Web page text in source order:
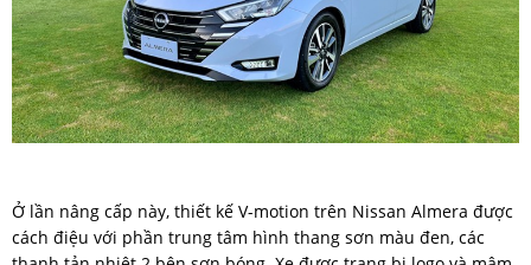
Ở lần nâng cấp này, thiết kế V-motion trên Nissan Almera được
cách điệu với phần trung tâm hình thang sơn màu đen, các